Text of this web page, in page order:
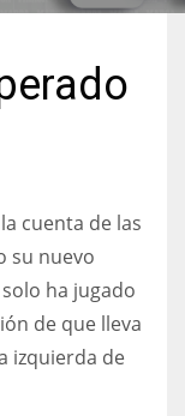
cuenta de las
su nuevo
solo ha jugado
de que lleva
izquierda de